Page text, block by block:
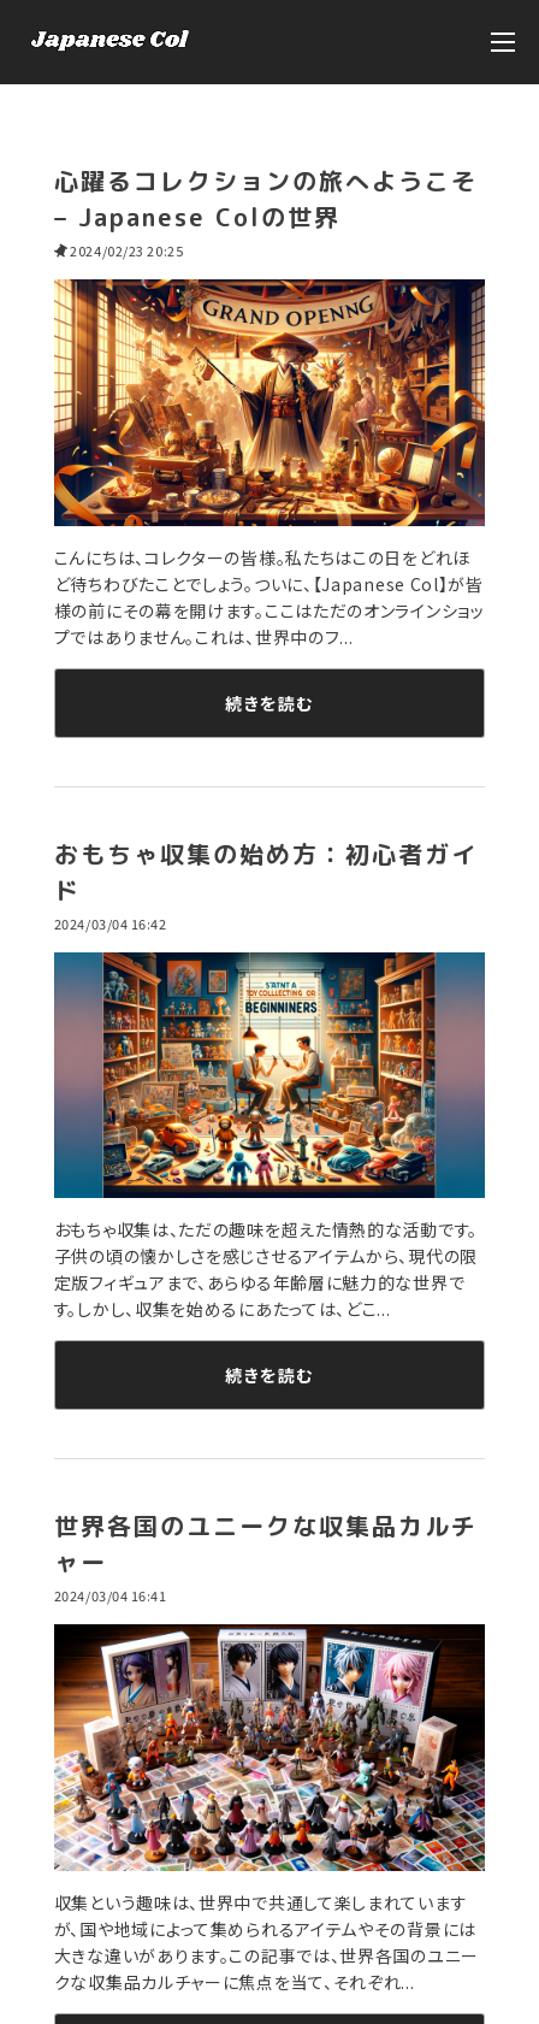
心躍るコレクションの旅へようこそ
– Japanese Colの世界
2024/02/23 20:25
こんにちは、コレクターの皆様。私たちはこの日をどれほ
ど待ちわびたことでしょう。ついに、【Japanese Col】が皆
様の前にその幕を開けます。ここはただのオンラインショッ
プではありません。これは、世界中のフ...
続きを読む
おもちゃ収集の始め方：初心者ガイ
ド
2024/03/04 16:42
おもちゃ収集は、ただの趣味を超えた情熱的な活動です。
子供の頃の懐かしさを感じさせるアイテムから、現代の限
定版フィギュアまで、あらゆる年齢層に魅力的な世界で
す。しかし、収集を始めるにあたっては、どこ...
続きを読む
世界各国のユニークな収集品カルチ
ャー
2024/03/04 16:41
収集という趣味は、世界中で共通して楽しまれています
が、国や地域によって集められるアイテムやその背景には
大きな違いがあります。この記事では、世界各国のユニー
クな収集品カルチャーに焦点を当て、それぞれ...